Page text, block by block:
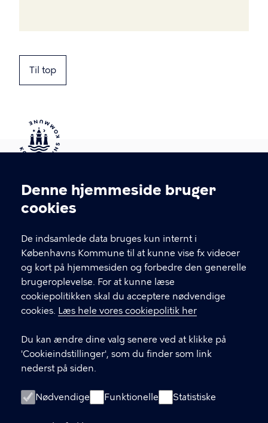
Cookieindstillinger
Denne hjemmeside bruger
cookies
De indsamlede data bruges kun internt i
Københavns Kommune til at kunne vise fx videoer
og kort på hjemmesiden og forbedre den generelle
brugeroplevelse. For at kunne læse
cookiepolitikken skal du acceptere nødvendige
cookies. Læs hele vores cookiepolitik her
Du kan ændre dine valg senere ved at klikke på
'Cookieindstillinger', som du finder som link
nederst på siden.
Nødvendige Funktionelle Statistiske
Til top
Kontakt Københavns Kommune
T
fFind andre kontakter her
CVR-nummer64942212
GENVEJE
Digital Post
Databeskyttelse
Tilgængelighedserklæring